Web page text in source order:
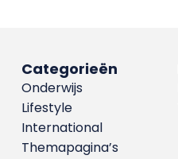
Categorieën
Onderwijs
Lifestyle
International
Themapagina’s